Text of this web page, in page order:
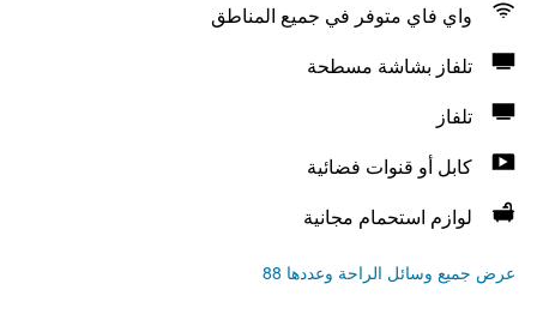
واي فاي متوفر في جميع المناطق
تلفاز بشاشة مسطحة
تلفاز
كابل أو قنوات فضائية
لوازم استحمام مجانية
عرض جميع وسائل الراحة وعددها 88